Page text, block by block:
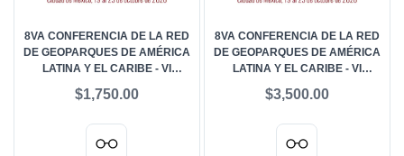
8VA CONFERENCIA DE LA RED
DE GEOPARQUES DE AMÉRICA
LATINA Y EL CARIBE - VI
GEOPATRIMONIO Y
$1,750.00
8VA CONFERENCIA DE LA RED
DE GEOPARQUES DE AMÉRICA
LATINA Y EL CARIBE - VI
GEOPATRIMONIO Y
$3,500.00